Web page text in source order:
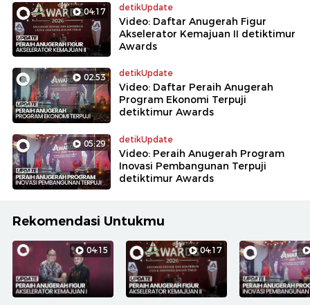
04:17 detikUpdate
Video: Daftar Anugerah Figur
Akselerator Kemajuan II detiktimur
Awards
02:53 detikUpdate
Video: Daftar Peraih Anugerah
Program Ekonomi Terpuji
detiktimur Awards
05:29 detikUpdate
Video: Peraih Anugerah Program
Inovasi Pembangunan Terpuji
detiktimur Awards
Rekomendasi Untukmu
04:15 04:17